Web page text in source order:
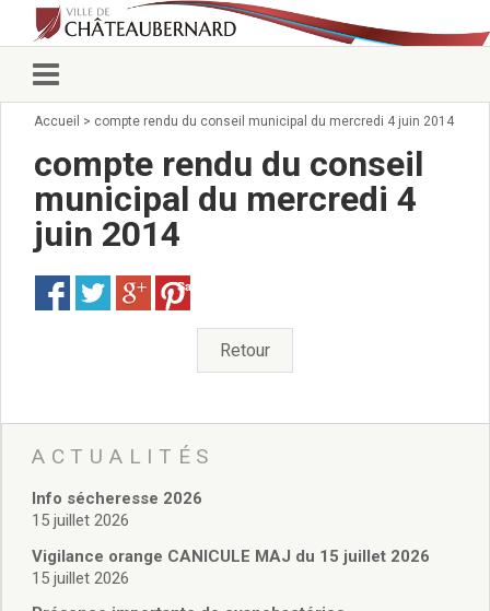
Vie municipale
Conseillers municipaux
Commissions 2026
Prendre rendez-vous
Services municipaux
Organigramme
Pour venir nous voir
État civil/élections/formalités
Affaires Scolaires
Vie associative
Police Municipale/règlementation
Services en ligne
Accueil > compte rendu du conseil municipal du mercredi 4 juin 2014
compte rendu du conseil
municipal du mercredi 4
juin 2014
Save
Retour
ACTUALITÉS
Info sécheresse 2026
15 juillet 2026
Vigilance orange CANICULE MAJ du 15 juillet 2026
15 juillet 2026